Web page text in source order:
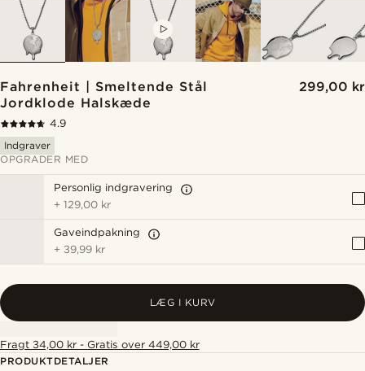
Fahrenheit | Smeltende Stål
Jordklode Halskæde
299,00 kr
4.9
Indgraver
OPGRADER MED
Personlig indgravering
+129,00 kr
Gaveindpakning
+ 39,99 kr
LÆG I KURV
Fragt 34,00 kr - Gratis over 449,00 kr
PRODUKTDETALJER